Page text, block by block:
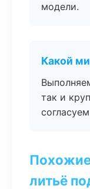
модели.
Какой
так и
литьё